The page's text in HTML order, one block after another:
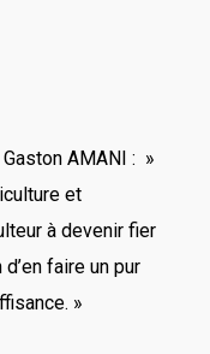
Gaston AMANI : »
et
à devenir fier
faire un pur
»